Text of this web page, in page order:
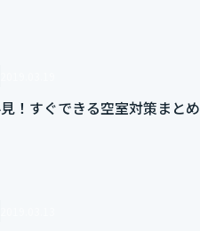
！すぐできる空室対策まとめ